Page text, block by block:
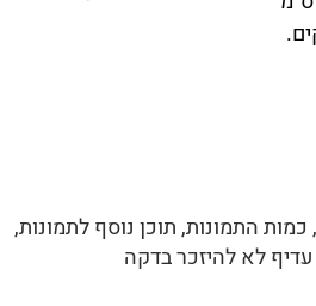
התמונות, תוכן נוסף לתמונות,
עדיף לא להיזכר בדקה